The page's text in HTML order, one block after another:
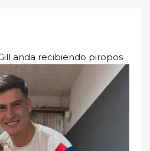
anda recibiendo piropos